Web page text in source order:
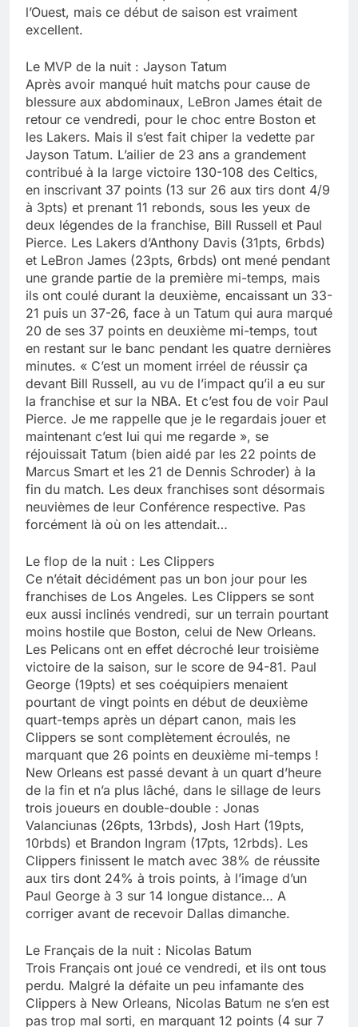
l’Ouest, mais ce début de saison est vraiment
excellent.
Le MVP de la nuit : Jayson Tatum
Après avoir manqué huit matchs pour cause de
blessure aux abdominaux, LeBron James était de
retour ce vendredi, pour le choc entre Boston et
les Lakers. Mais il s’est fait chiper la vedette par
Jayson Tatum. L’ailier de 23 ans a grandement
contribué à la large victoire 130-108 des Celtics,
en inscrivant 37 points (13 sur 26 aux tirs dont 4/9
à 3pts) et prenant 11 rebonds, sous les yeux de
deux légendes de la franchise, Bill Russell et Paul
Pierce. Les Lakers d’Anthony Davis (31pts, 6rbds)
et LeBron James (23pts, 6rbds) ont mené pendant
une grande partie de la première mi-temps, mais
ils ont coulé durant la deuxième, encaissant un 33-
21 puis un 37-26, face à un Tatum qui aura marqué
20 de ses 37 points en deuxième mi-temps, tout
en restant sur le banc pendant les quatre dernières
minutes. « C’est un moment irréel de réussir ça
devant Bill Russell, au vu de l’impact qu’il a eu sur
la franchise et sur la NBA. Et c’est fou de voir Paul
Pierce. Je me rappelle que je le regardais jouer et
maintenant c’est lui qui me regarde », se
réjouissait Tatum (bien aidé par les 22 points de
Marcus Smart et les 21 de Dennis Schroder) à la
fin du match. Les deux franchises sont désormais
neuvièmes de leur Conférence respective. Pas
forcément là où on les attendait…
Le flop de la nuit : Les Clippers
Ce n’était décidément pas un bon jour pour les
franchises de Los Angeles. Les Clippers se sont
eux aussi inclinés vendredi, sur un terrain pourtant
moins hostile que Boston, celui de New Orleans.
Les Pelicans ont en effet décroché leur troisième
victoire de la saison, sur le score de 94-81. Paul
George (19pts) et ses coéquipiers menaient
pourtant de vingt points en début de deuxième
quart-temps après un départ canon, mais les
Clippers se sont complètement écroulés, ne
marquant que 26 points en deuxième mi-temps !
New Orleans est passé devant à un quart d’heure
de la fin et n’a plus lâché, dans le sillage de leurs
trois joueurs en double-double : Jonas
Valanciunas (26pts, 13rbds), Josh Hart (19pts,
10rbds) et Brandon Ingram (17pts, 12rbds). Les
Clippers finissent le match avec 38% de réussite
aux tirs dont 24% à trois points, à l’image d’un
Paul George à 3 sur 14 longue distance… A
corriger avant de recevoir Dallas dimanche.
Le Français de la nuit : Nicolas Batum
Trois Français ont joué ce vendredi, et ils ont tous
perdu. Malgré la défaite un peu infamante des
Clippers à New Orleans, Nicolas Batum ne s’en est
pas trop mal sorti, en marquant 12 points (4 sur 7